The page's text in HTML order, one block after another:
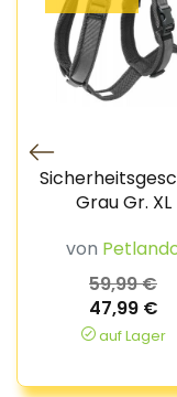
Grau Gr. XL
von
59,99 €
47,99 €
auf Lager